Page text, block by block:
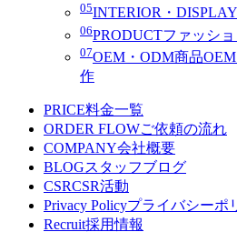
05INTERIOR・DISPLAY
06PRODUCTファッシ
07OEM・ODM商品
作
PRICE料金一覧
ORDER FLOWご依頼の流れ
COMPANY会社概要
BLOGスタッフブログ
CSRCSR活動
Privacy Policyプライバシーポ
Recruit採用情報